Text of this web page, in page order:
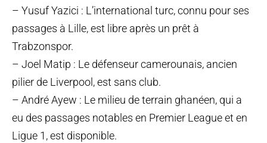
– Yusuf Yazici : L’international turc, connu pour ses
passages à Lille, est libre après un prêt à
Trabzonspor.
– Joel Matip : Le défenseur camerounais, ancien
pilier de Liverpool, est sans club.
– André Ayew : Le milieu de terrain ghanéen, qui a
eu des passages notables en Premier League et en
Ligue 1, est disponible.